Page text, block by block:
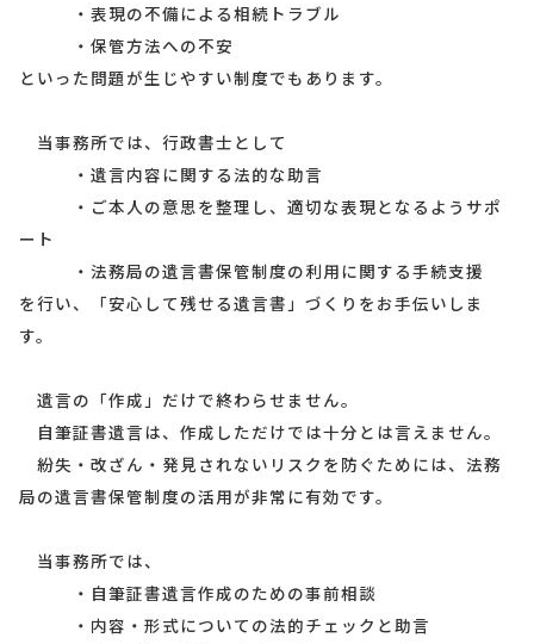
・表現の不備による相続トラブル
・保管方法への不安
といった問題が生じやすい制度でもあります。
当事務所では、行政書士として
・遺言内容に関する法的な助言
・ご本人の意思を整理し、適切な表現となるようサポ
ート
・法務局の遺言書保管制度の利用に関する手続支援
を行い、「安心して残せる遺言書」づくりをお手伝いしま
す。
遺言の「作成」だけで終わらせません。
自筆証書遺言は、作成しただけでは十分とは言えません。
紛失・改ざん・発見されないリスクを防ぐためには、法務
局の遺言書保管制度の活用が非常に有効です。
当事務所では、
・自筆証書遺言作成のための事前相談
・内容・形式についての法的チェックと助言